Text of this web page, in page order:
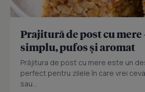
Prajitură de post cu mere
simplu, pufos și aromat
Prăjitura de post cu mere este un
perfect pentru zilele în care vrei
sau...